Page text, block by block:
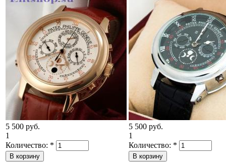
5 500 руб.
1
Количество: *
5 500 руб.
1
Количество: *